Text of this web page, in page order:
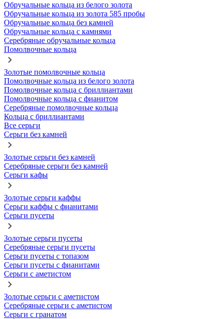
Обручальные кольца из белого золота
Обручальные кольца из золота 585 пробы
Обручальные кольца без камней
Обручальные кольца с камнями
Серебряные обручальные кольца
Помолвочные кольца
Золотые помолвочные кольца
Помолвочные кольца из белого золота
Помолвочные кольца с бриллиантами
Помолвочные кольца с фианитом
Серебряные помолвочные кольца
Кольца с бриллиантами
Все серьги
Серьги без камней
Золотые серьги без камней
Серебряные серьги без камней
Серьги кафы
Золотые серьги каффы
Серьги каффы с фианитами
Серьги пусеты
Золотые серьги пусеты
Серебряные серьги пусеты
Серьги пусеты с топазом
Серьги пусеты с фианитами
Серьги с аметистом
Золотые серьги с аметистом
Серебряные серьги с аметистом
Серьги с гранатом